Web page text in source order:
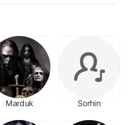
Marduk Sorhin